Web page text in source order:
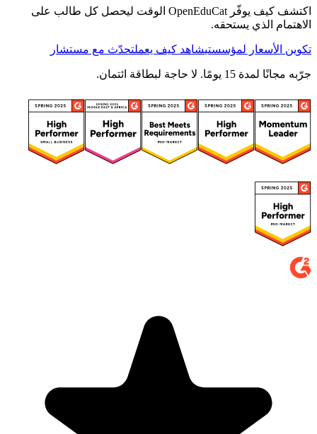
اكتشف كيف يوفّر OpenEduCat الوقت ليحصل كل طالب على
الاهتمام الذي يستحقه.
تكوين الأسعار لمؤسستيشاهد كيف يعملتحدّث مع مستشار
جرّبه مجانًا لمدة 15 يومًا. لا حاجة لبطاقة ائتمان.